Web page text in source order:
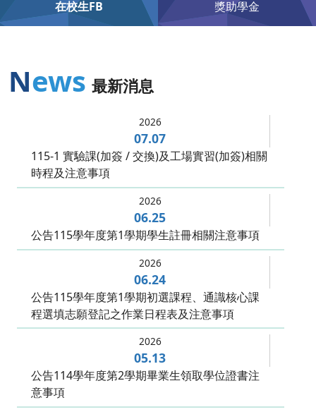
在校生FB 獎助學金
News 最新消息
2026
07.07
115-1 實驗課(加簽 / 交換)及工場實習(加簽)相關
時程及注意事項
2026
06.25
公告115學年度第1學期學生註冊相關注意事項
2026
06.24
公告115學年度第1學期初選課程、通識核心課
程選填志願登記之作業日程表及注意事項
2026
05.13
公告114學年度第2學期畢業生領取學位證書注
意事項